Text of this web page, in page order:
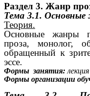
Раздел 3. Жанр
Тема 3.1.
Теория.
Основные жанры
проза, монолог,
обращенный к
эссе.
Формы занятия: лекция
Формы организации